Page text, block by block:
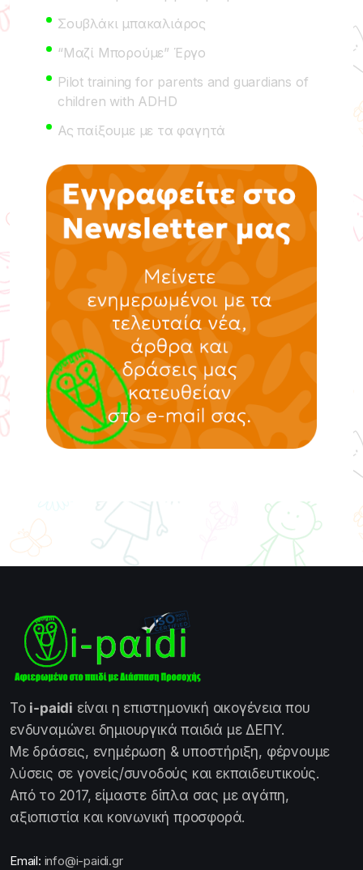
Σουβλάκι μπακαλιάρος
“Μαζί Μπορούμε” Έργο
Pilot training for parents and guardians of
children with ADHD
Ας παίξουμε με τα φαγητά
Το i-paidi είναι η επιστημονική οικογένεια που
ενδυναμώνει δημιουργικά παιδιά με ΔΕΠΥ.
Με δράσεις, ενημέρωση & υποστήριξη, φέρνουμε
λύσεις σε γονείς/συνοδούς και εκπαιδευτικούς.
Από το 2017, είμαστε δίπλα σας με αγάπη,
αξιοπιστία και κοινωνική προσφορά.
Email: info@i-paidi.gr